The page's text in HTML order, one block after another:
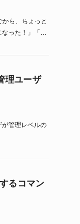
ら、ちょっと
った！」「エ
理ユーザ
管理レベルの
るコマン